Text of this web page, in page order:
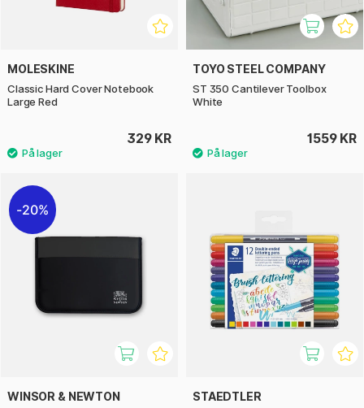
MOLESKINE
Classic Hard Cover Notebook
Large Red
329 KR
TOYO STEEL COMPANY
ST 350 Cantilever Toolbox
White
1559 KR
20%
WINSOR & NEWTON STAEDTLER